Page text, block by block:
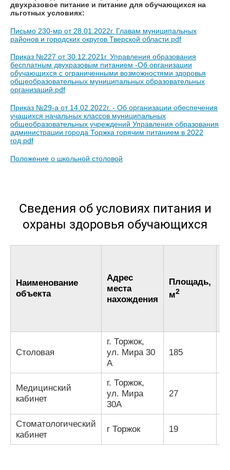
двухразовое питание и питание для обучающихся на
льготных условиях:
Письмо 230-мр от 28.01.2022г. Главам муниципальных
районов и городских округов Тверской области.pdf
Приказ №227 от 30.12.2021г. Управления образования
бесплатным двухразовым питанием -Об организации
обучающихся с ограниченными возможностями здоровья
общеобразовательных муниципальных образовательных
организаций.pdf
Приказ №29-а от 14.02.2022г. - Об организации обеспечения
учащихся начальных классов муниципальных
общеобразовательных учреждений Управления образования
администрации города Торжка горячим питанием в 2022
год.pdf
Положение о школьной столовой
Сведения об условиях питания и
охраны здоровья обучающихся
Наименование
объекта
Адрес
места
нахождения
Площадь,
м2
Столовая
г. Торжок,
ул. Мира 30
А
185
Медицинский
кабинет
г. Торжок,
ул. Мира
30А
27
Стоматологический
кабинет
г Торжок 19